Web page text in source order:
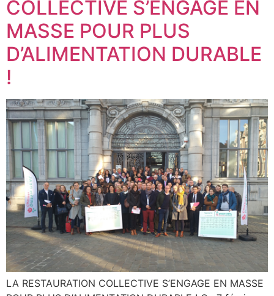
COLLECTIVE S’ENGAGE EN
MASSE POUR PLUS
D’ALIMENTATION DURABLE
!
LA RESTAURATION COLLECTIVE S’ENGAGE EN MASSE